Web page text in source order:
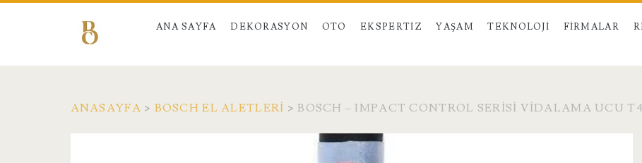
ANA SAYFA DEKORASYON OTO EKSPERTIZ YAŞAM TEKNOLOJI FIRMALAR
ANASAYFA > BOSCH EL ALETLERI >BOSCH – IMPACT CONTROL SERISI VIDALAMA UCU